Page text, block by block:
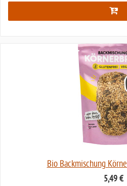
Bio Backmischung
5,49 €